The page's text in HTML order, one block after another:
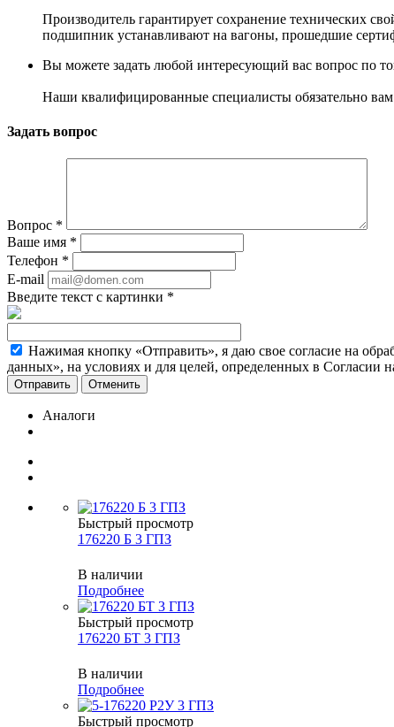
Производитель гарантирует сохранение технических
подшипник устанавливают на вагоны, прошедшие
Вы можете задать любой интересующий вас вопрос по
Наши квалифицированные специалисты обязательно
Задать вопрос
Вопрос *
Ваше имя *
Телефон *
E-mail
Введите текст с картинки *
Нажимая кнопку «Отправить», я даю свое согласие на
данных», на условиях и для целей, определенных в Согласии
Отменить
Аналоги
Быстрый просмотр
176220 Б 3 ГПЗ
В наличии
Подробнее
Быстрый просмотр
176220 БТ 3 ГПЗ
В наличии
Подробнее
Быстрый просмотр